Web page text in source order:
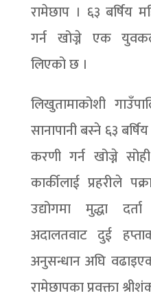
रामेछाप । ६३ बर्षिय
गर्न खोज्ने एक
लिएको छ ।
लिखुतामाकोशी
सानापानी बस्ने ६३
करणी गर्न खोज्ने
कार्कीलाई प्रहरीले
उद्योगमा मुद्धा
अदालतवाट दुई
अनुसन्धान अघि
रामेछापका प्रवक्ता